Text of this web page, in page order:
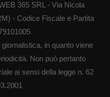
365 SRL - Via Nicola
- Codice Fiscale e Partita
in quanto viene
Non può pertanto
ai sensi della legge n. 62